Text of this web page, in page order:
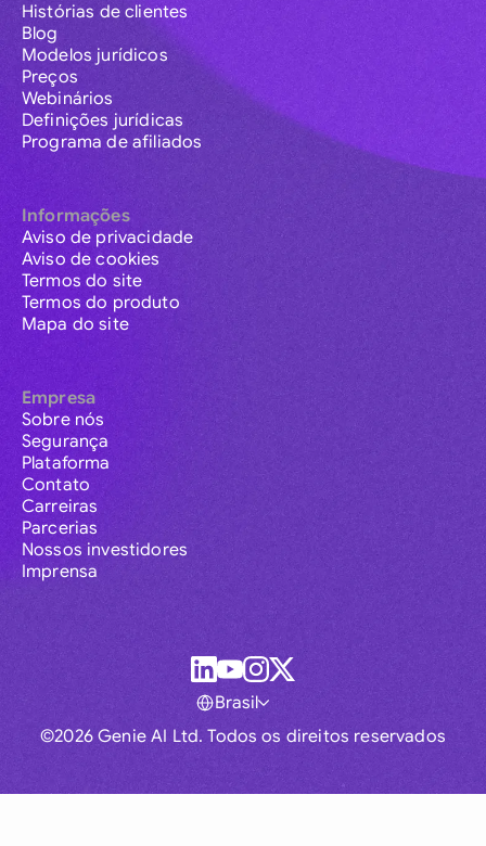
Histórias de clientes
Blog
Modelos jurídicos
Preços
Webinários
Definições jurídicas
Programa de afiliados
Informações
Aviso de privacidade
Aviso de cookies
Termos do site
Termos do produto
Mapa do site
Empresa
Sobre nós
Segurança
Plataforma
Contato
Carreiras
Parcerias
Nossos investidores
Imprensa
©2026 Genie AI Ltd. Todos os direitos reservados
Brasil
Global